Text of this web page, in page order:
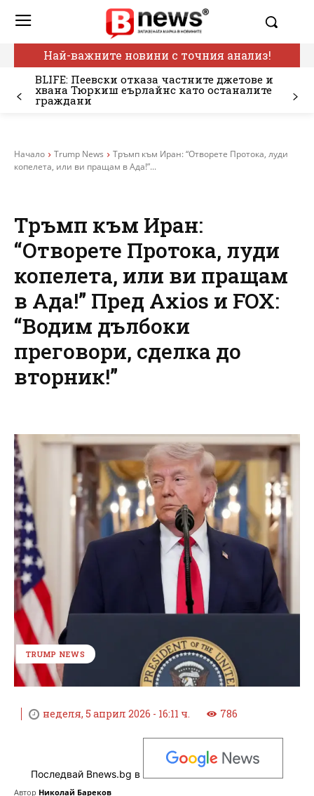
Най-важните новини с точния анализ!
BLIFE: Пеевски отказа частните джетове и
хвана Тюркиш еърлайнс като останалите
граждани
Начало Trump News
Тръмп към Иран: “Отворете Протока, луди
копелета, или ви пращам в Ада!”...
Тръмп към Иран:
“Отворете Протока, луди
копелета, или ви пращам
в Ада!” Пред Axios и FOX:
“Водим дълбоки
преговори, сделка до
вторник!”
TRUMP NEWS
неделя, 5 април 2026 - 16:11 ч. 786
Последвай Bnews.bg в
Автор Николай Бареков